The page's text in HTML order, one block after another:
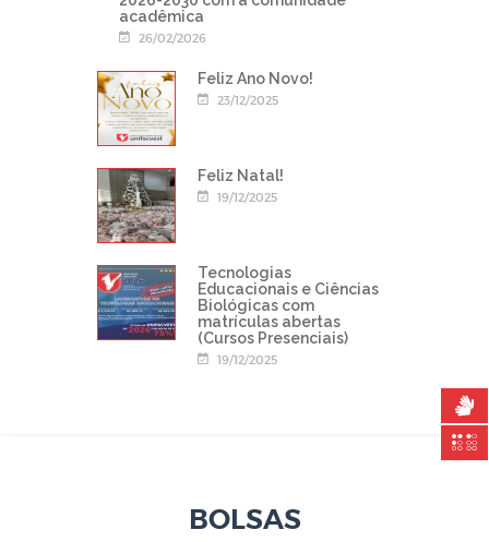
acadêmica
26/02/2026
Feliz Ano Novo!
23/12/2025
Feliz Natal!
19/12/2025
Tecnologias
Educacionais e Ciências
Biológicas com
matrículas abertas
(Cursos Presenciais)
19/12/2025
BOLSAS